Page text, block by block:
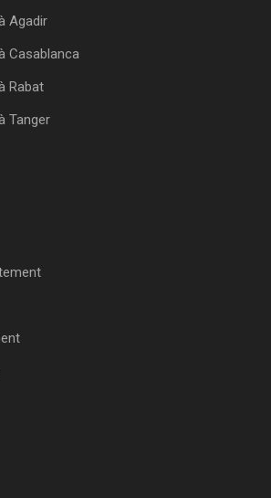
Agadir
Casablanca
Rabat
Tanger